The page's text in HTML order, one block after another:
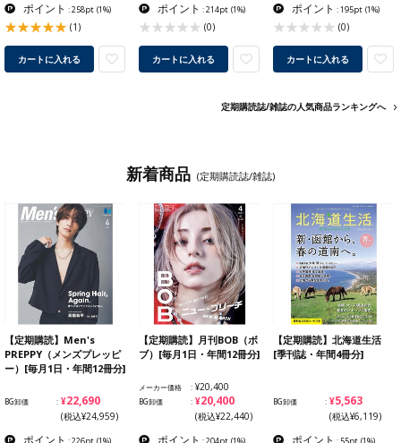
ポイント : 258pt (1%)
(1)
カートに入れる
ポイント : 214pt (1%)
(0)
カートに入れる
ポイント : 195pt (1%)
(0)
カートに入れる
定期購読誌/雑誌の人気商品ランキングへ
新着商品 (定期購読誌/雑誌)
【定期購読】Men's
PREPPY（メンズプレッピ
ー）[毎月1日・年間12冊分]
BG卸価 ¥22,690
(税込¥24,959)
ポイント
【定期購読】月刊BOB（ボ
ブ）[毎月1日・年間12冊分]
メーカー価格 ¥20,400
BG卸価 ¥20,400
(税込¥22,440)
ポイント
【定期購読】北海道生活
[季刊誌・年間4冊分]
BG卸価 ¥5,563
(税込¥6,119)
ポイント